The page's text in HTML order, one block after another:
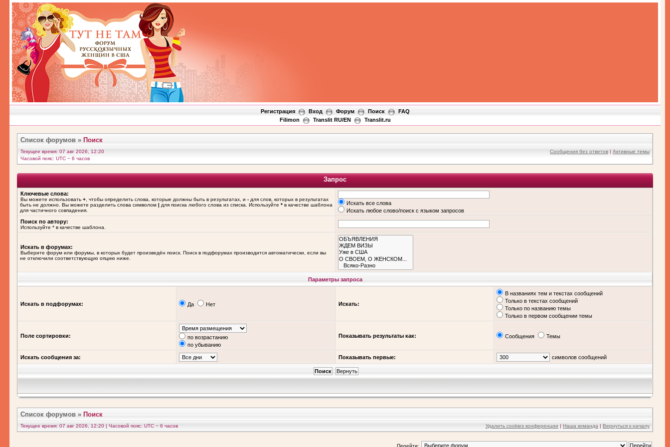
Регистрация Вход Форум Поиск
FAQ
Filimon
Translit RU/EN Translit.ru
Список форумов » Поиск
Текущее время: 07 авг 2026, 12:20
Часовой пояс: UTC − 6 часов
Сообщения без ответов | Активные темы
Запрос
Ключевые слова:
Вы можете использовать + , чтобы определить слова, которые должны быть в результатах, и - для слов, которых в результатах
быть не должно. Вы можете разделить слова символом | для поиска любого слова из списка. Используйте * в качестве шаблона
для частичного совпадения.
Искать все слова
Искать любое слово/поиск с языком запросов
Поиск по автору:
Используйте * в качестве шаблона.
Искать в форумах:
Выберите форум или форумы, в которых будет произведён поиск. Поиск в подфорумах производится автоматически, если вы
не отключили соответствующую опцию ниже.
Параметры запроса
Искать в подфорумах: Да Нет Искать:
В названиях тем и текстах сообщений
Только в текстах сообщений
Только по названию темы
Только в первом сообщении темы
Поле сортировки:
по возрастанию
по убыванию
Показывать результаты как: Сообщения Темы
Искать сообщения за: Показывать первые: символов сообщений
Список форумов » Поиск
Текущее время: 07 авг 2026, 12:20 | Часовой пояс: UTC − 6 часов Удалить cookies конференции | Наша команда | Вернуться к началу
Перейти: